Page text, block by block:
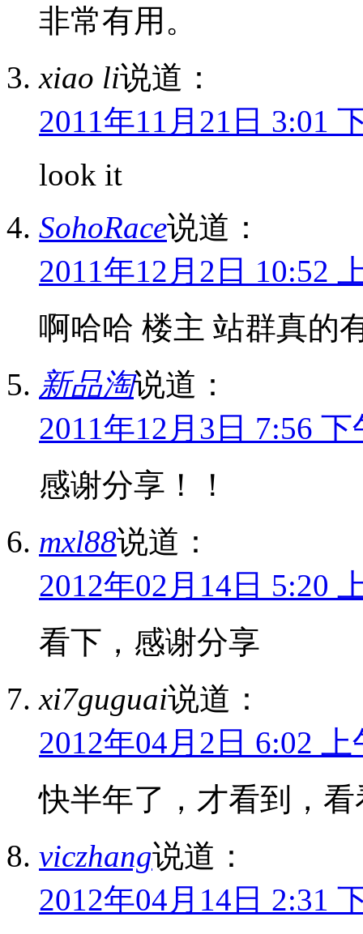
非常有用。
xiao li说道：
2011年11月21日 3:01
look it
SohoRace说道：
2011年12月2日 10:52
啊哈哈 楼主 站群真的
新品淘说道：
2011年12月3日 7:56 下
感谢分享！！
mxl88说道：
2012年02月14日 5:20
看下，感谢分享
xi7guguai说道：
2012年04月2日 6:02 上
快半年了，才看到，
viczhang说道：
2012年04月14日 2:31